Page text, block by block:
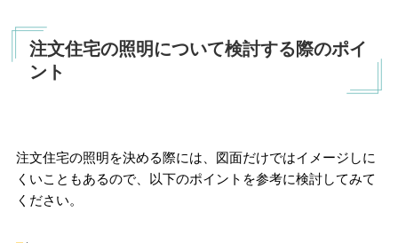
注文住宅の照明について検討する際のポイ
ント
注文住宅の照明を決める際には、図面だけではイメージしに
くいこともあるので、以下のポイントを参考に検討してみて
ください。